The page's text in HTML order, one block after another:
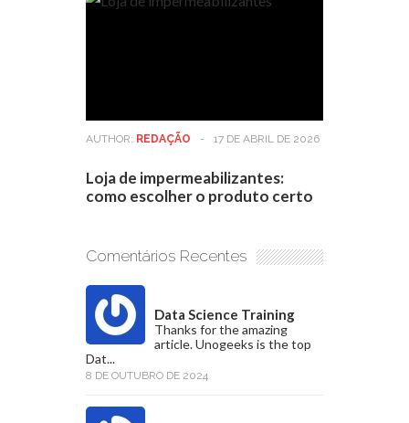
AUTHOR: REDAÇÃO - 17 DE ABRIL DE 2026
Loja de impermeabilizantes:
como escolher o produto certo
Comentários Recentes
Data Science Training
Thanks for the amazing
article. Unogeeks is the top
Dat...
8 DE OUTUBRO DE 2024